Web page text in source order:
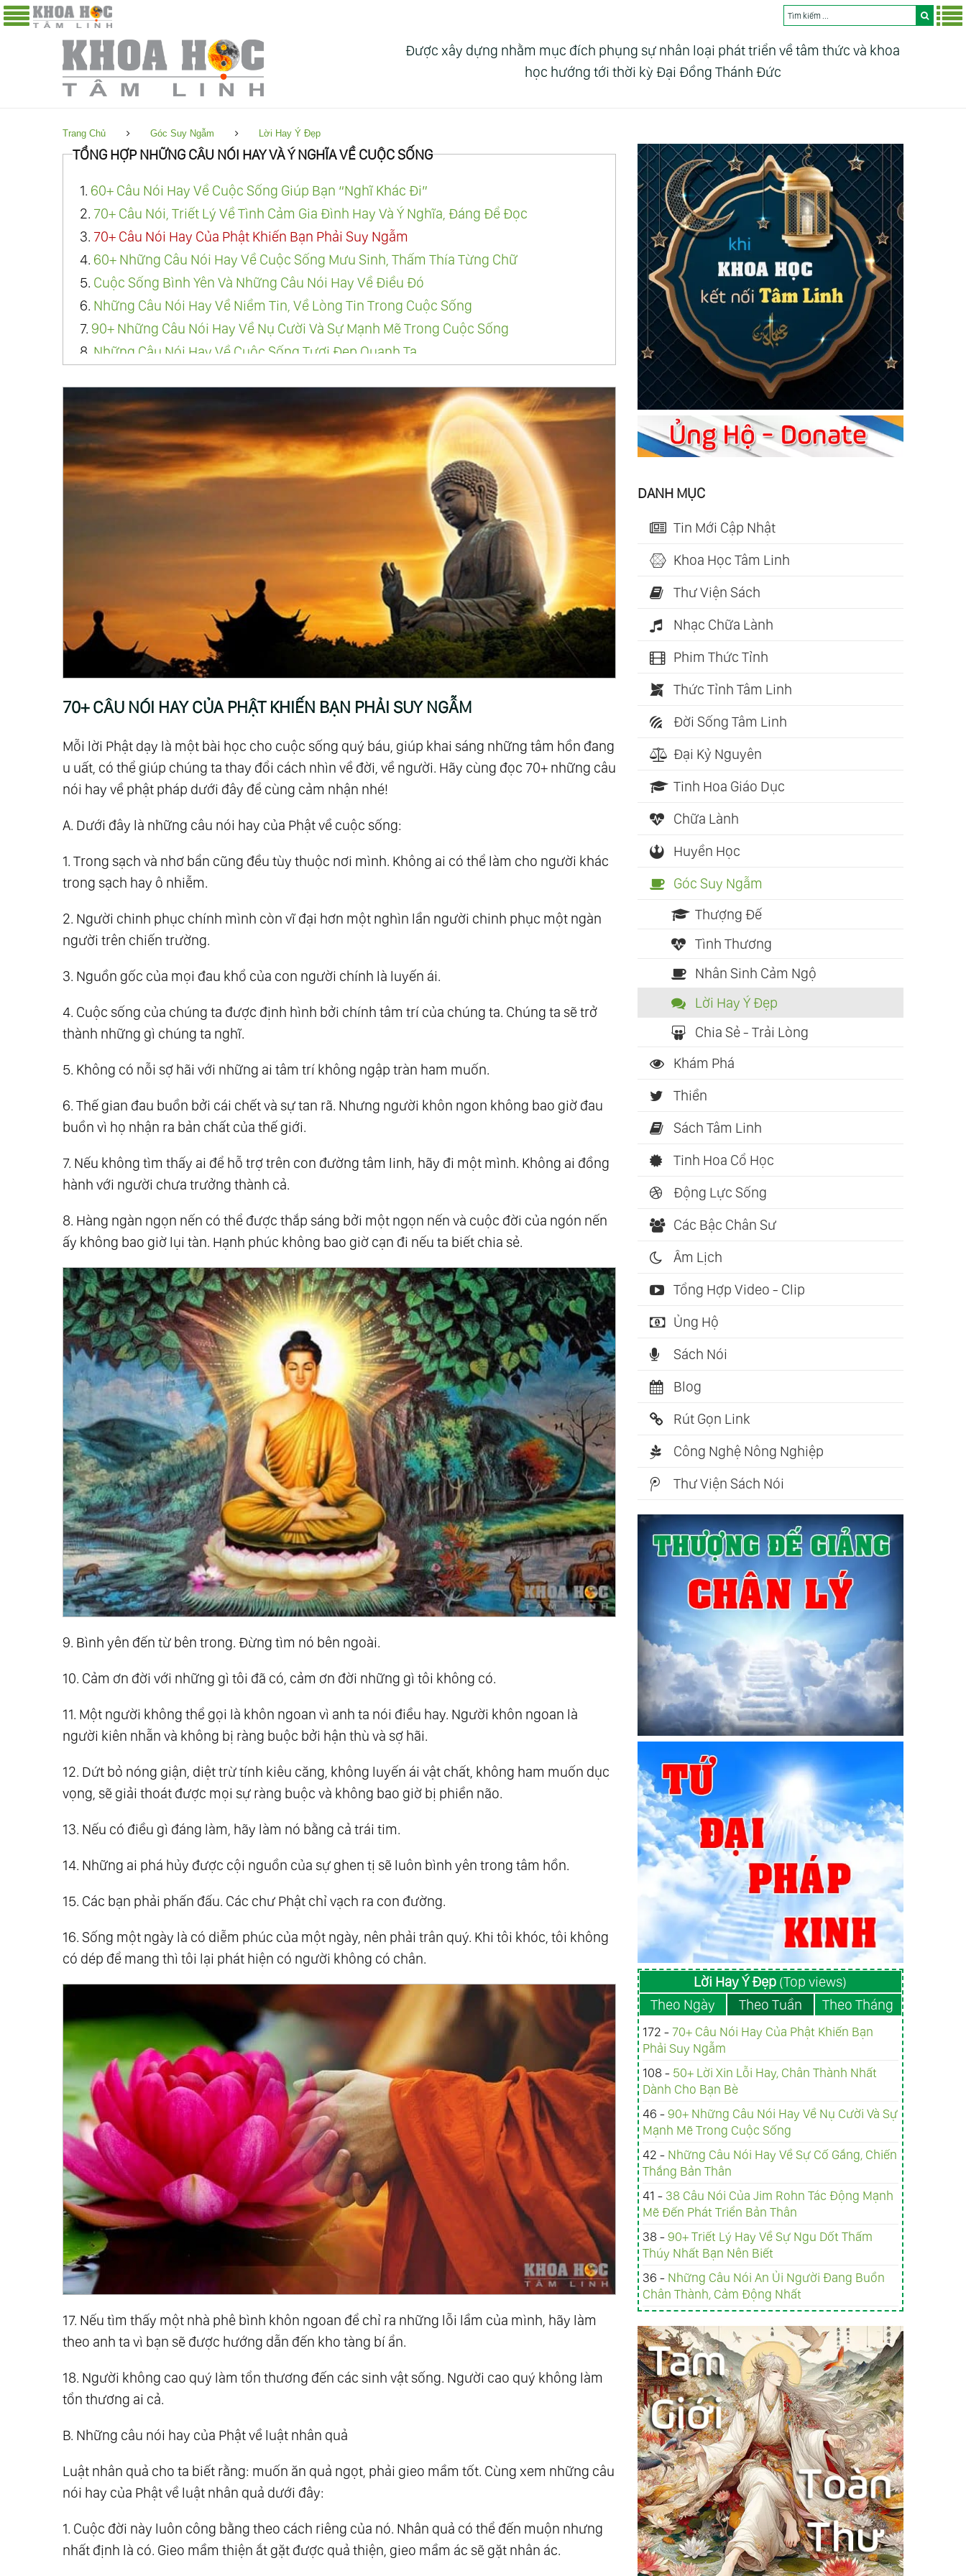
Được xây dựng nhằm mục đích phụng sự nhân loại phát triển về tâm thức và khoa
học hướng tới thời kỳ Đại Đồng Thánh Đức
Trang Chủ Góc Suy Ngẫm Lời Hay Ý Đẹp
TỔNG HỢP NHỮNG CÂU NÓI HAY VÀ Ý NGHĨA VỀ CUỘC SỐNG
1. 60+ Câu Nói Hay Về Cuộc Sống Giúp Bạn “Nghĩ Khác Đi”
2. 70+ Câu Nói, Triết Lý Về Tình Cảm Gia Đình Hay Và Ý Nghĩa, Đáng Để Đọc
3. 70+ Câu Nói Hay Của Phật Khiến Bạn Phải Suy Ngẫm
4. 60+ Những Câu Nói Hay Về Cuộc Sống Mưu Sinh, Thấm Thía Từng Chữ
5. Cuộc Sống Bình Yên Và Những Câu Nói Hay Về Điều Đó
6. Những Câu Nói Hay Về Niềm Tin, Về Lòng Tin Trong Cuộc Sống
7. 90+ Những Câu Nói Hay Về Nụ Cười Và Sự Mạnh Mẽ Trong Cuộc Sống
8. Những Câu Nói Hay Về Cuộc Sống Tươi Đẹp Quanh Ta
Tổng Hợp 100+ Câu Nói Về Sức Khỏe, Lời Chúc Sức Khỏe Hay, Ý Nghĩa Nhất
11.Top 70+ Câu Nói, Status Tiếng Anh Về Ngày Của Cha Hay, Ý Nghĩa Nhất
12.Những Câu Nói Hay, Ý Nghĩa Về Đàn Ông
13.90+ Câu Nói Lạc Quan Giúp Bạn Yêu Đời Và Trẻ Mãi Như Một Bông Hoa
14.Những Câu Nói An Ủi Người Đang Buồn Chân Thành, Cảm Động Nhất
90+ Triết Lý Hay Về Sự Ngu Dốt Thấm Thúy Nhất Bạn Nên Biết
50+ Câu Nói Truyền Cảm Hứng Giúp Bạn Thay Đổi Cuộc Đời Ngoạn Mục
50+ Lời Xin Lỗi Hay, Chân Thành Nhất Dành Cho Bạn Bè
Tổng Hợp Câu Nói, Trích Dẫn Đáng Nhớ Từ Những Quyển Sách Hay Nhất Mọi Thời
19. Những Triết Lý Sống Của Khổng Tử
20.
100+ Những Câu Nói Về Thời Gian Hay Và Ý Nghĩa Nhất
21.Những Câu Nói Về Vẻ Đẹp Tâm Hồn Ý Nghĩa Và Sâu Sắc Nhất
22. 70+ Câu Nói Hay Về Công Việc Đáng Suy Ngẫm
23. 60+ Những Câu Nói Hay Về Học Tập Tạo Động Lực Cố Gắng
24.60+ Những Câu Nói Hay Về Kinh Doanh Giúp Bạn Thành Công
25.Những Câu Nói Hay, Ý Nghĩa Về Cuộc Đời, Hạnh Phúc
26.Những Câu Nói Hay Về Sách Và Người Đọc Sách
28.Những Câu Nói Hay Về Sự Cố Gắng, Chiến Thắng Bản Thân
29.Những Câu Nói Hay Về Sức Khỏe Cần Chú Ý Và Lưu Tâm
30.80+ Những Câu Nói Hay Về Tiền Đáng Suy Ngẫm
70+ CÂU NÓI HAY CỦA PHẬT KHIẾN BẠN PHẢI SUY NGẪM
Mỗi lời Phật dạy là một bài học cho cuộc sống quý báu, giúp khai sáng những tâm hồn đang
u uất, có thể giúp chúng ta thay đổi cách nhìn về đời, về người. Hãy cùng đọc 70+ những câu
nói hay về phật pháp dưới đây để cùng cảm nhận nhé!
A. Dưới đây là những câu nói hay của Phật về cuộc sống:
1. Trong sạch và nhơ bẩn cũng đều tùy thuộc nơi mình. Không ai có thể làm cho người khác
trong sạch hay ô nhiễm.
2. Người chinh phục chính mình còn vĩ đại hơn một nghìn lần người chinh phục một ngàn
người trên chiến trường.
3. Nguồn gốc của mọi đau khổ của con người chính là luyến ái.
4. Cuộc sống của chúng ta được định hình bởi chính tâm trí của chúng ta. Chúng ta sẽ trở
thành những gì chúng ta nghĩ.
5. Không có nỗi sợ hãi với những ai tâm trí không ngập tràn ham muốn.
6. Thế gian đau buồn bởi cái chết và sự tan rã. Nhưng người khôn ngon không bao giờ đau
buồn vì họ nhận ra bản chất của thế giới.
7. Nếu không tìm thấy ai để hỗ trợ trên con đường tâm linh, hãy đi một mình. Không ai đồng
hành với người chưa trưởng thành cả.
8. Hàng ngàn ngọn nến có thể được thắp sáng bởi một ngọn nến và cuộc đời của ngón nến
ấy không bao giờ lụi tàn. Hạnh phúc không bao giờ cạn đi nếu ta biết chia sẻ.
9. Bình yên đến từ bên trong. Đừng tìm nó bên ngoài.
10. Cảm ơn đời với những gì tôi đã có, cảm ơn đời những gì tôi không có.
11. Một người không thể gọi là khôn ngoan vì anh ta nói điều hay. Người khôn ngoan là
người kiên nhẫn và không bị ràng buộc bởi hận thù và sợ hãi.
12. Dứt bỏ nóng giận, diệt trừ tính kiêu căng, không luyến ái vật chất, không ham muốn dục
vọng, sẽ giải thoát được mọi sự ràng buộc và không bao giờ bị phiền não.
13. Nếu có điều gì đáng làm, hãy làm nó bằng cả trái tim.
14. Những ai phá hủy được cội nguồn của sự ghen tị sẽ luôn bình yên trong tâm hồn.
15. Các bạn phải phấn đấu. Các chư Phật chỉ vạch ra con đường.
16. Sống một ngày là có diễm phúc của một ngày, nên phải trân quý. Khi tôi khóc, tôi không
có dép để mang thì tôi lại phát hiện có người không có chân.
17. Nếu tìm thấy một nhà phê bình khôn ngoan để chỉ ra những lỗi lầm của mình, hãy làm
theo anh ta vì bạn sẽ được hướng dẫn đến kho tàng bí ẩn.
18. Người không cao quý làm tổn thương đến các sinh vật sống. Người cao quý không làm
tổn thương ai cả.
B. Những câu nói hay của Phật về luật nhân quả
Luật nhân quả cho ta biết rằng: muốn ăn quả ngọt, phải gieo mầm tốt. Cùng xem những câu
nói hay của Phật về luật nhân quả dưới đây:
1. Cuộc đời này luôn công bằng theo cách riêng của nó. Nhân quả có thể đến muộn nhưng
nhất định là có. Gieo mầm thiện ắt gặt được quả thiện, gieo mầm ác sẽ gặt nhân ác.
DANH MỤC
Tin Mới Cập Nhật
Khoa Học Tâm Linh
Thư Viện Sách
Nhạc Chữa Lành
Phim Thức Tỉnh
Thức Tỉnh Tâm Linh
Đời Sống Tâm Linh
Đại Kỷ Nguyên
Tinh Hoa Giáo Dục
Chữa Lành
Huyền Học
Góc Suy Ngẫm
Thượng Đế
Tình Thương
Nhân Sinh Cảm Ngộ
Lời Hay Ý Đẹp
Chia Sẻ - Trải Lòng
Khám Phá
Thiền
Sách Tâm Linh
Tinh Hoa Cổ Học
Động Lực Sống
Các Bậc Chân Sư
Âm Lịch
Tổng Hợp Video - Clip
Ủng Hộ
Sách Nói
Blog
Rút Gọn Link
Công Nghệ Nông Nghiệp
Thư Viện Sách Nói
Lời Hay Ý Đẹp (Top views)
Theo Ngày
Theo Tuần Theo Tháng
172 - 70+ Câu Nói Hay Của Phật Khiến Bạn
Phải Suy Ngẫm
108 - 50+ Lời Xin Lỗi Hay, Chân Thành Nhất
Dành Cho Bạn Bè
46 -90+ Những Câu Nói Hay Về Nụ Cười Và Sự
Mạnh Mẽ Trong Cuộc Sống
42 - Những Câu Nói Hay Về Sự Cố Gắng, Chiến
Thắng Bản Thân
41 - 38 Câu Nói Của Jim Rohn Tác Động Mạnh
Mẽ Đến Phát Triển Bản Thân
38 -90+ Triết Lý Hay Về Sự Ngu Dốt Thấm
Thúy Nhất Bạn Nên Biết
36 - Những Câu Nói An Ủi Người Đang Buồn
Chân Thành, Cảm Động Nhất